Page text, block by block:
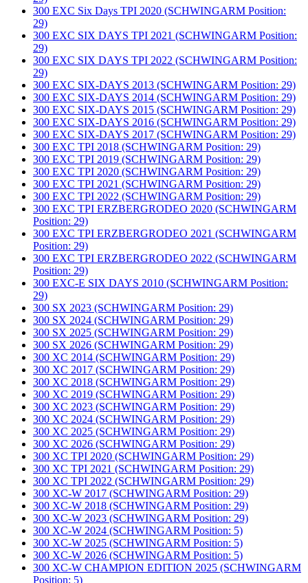
300 EXC Six Days TPI 2020 (SCHWINGARM Position:
29)
300 EXC SIX DAYS TPI 2021 (SCHWINGARM Position:
29)
300 EXC SIX DAYS TPI 2022 (SCHWINGARM Position:
29)
300 EXC SIX-DAYS 2013 (SCHWINGARM Position: 29)
300 EXC SIX-DAYS 2014 (SCHWINGARM Position: 29)
300 EXC SIX-DAYS 2015 (SCHWINGARM Position: 29)
300 EXC SIX-DAYS 2016 (SCHWINGARM Position: 29)
300 EXC SIX-DAYS 2017 (SCHWINGARM Position: 29)
300 EXC TPI 2018 (SCHWINGARM Position: 29)
300 EXC TPI 2019 (SCHWINGARM Position: 29)
300 EXC TPI 2020 (SCHWINGARM Position: 29)
300 EXC TPI 2021 (SCHWINGARM Position: 29)
300 EXC TPI 2022 (SCHWINGARM Position: 29)
300 EXC TPI ERZBERGRODEO 2020 (SCHWINGARM
Position: 29)
300 EXC TPI ERZBERGRODEO 2021 (SCHWINGARM
Position: 29)
300 EXC TPI ERZBERGRODEO 2022 (SCHWINGARM
Position: 29)
300 EXC-E SIX DAYS 2010 (SCHWINGARM Position:
29)
300 SX 2023 (SCHWINGARM Position: 29)
300 SX 2024 (SCHWINGARM Position: 29)
300 SX 2025 (SCHWINGARM Position: 29)
300 SX 2026 (SCHWINGARM Position: 29)
300 XC 2014 (SCHWINGARM Position: 29)
300 XC 2017 (SCHWINGARM Position: 29)
300 XC 2018 (SCHWINGARM Position: 29)
300 XC 2019 (SCHWINGARM Position: 29)
300 XC 2023 (SCHWINGARM Position: 29)
300 XC 2024 (SCHWINGARM Position: 29)
300 XC 2025 (SCHWINGARM Position: 29)
300 XC 2026 (SCHWINGARM Position: 29)
300 XC TPI 2020 (SCHWINGARM Position: 29)
300 XC TPI 2021 (SCHWINGARM Position: 29)
300 XC TPI 2022 (SCHWINGARM Position: 29)
300 XC-W 2017 (SCHWINGARM Position: 29)
300 XC-W 2018 (SCHWINGARM Position: 29)
300 XC-W 2023 (SCHWINGARM Position: 29)
300 XC-W 2024 (SCHWINGARM Position: 5)
300 XC-W 2025 (SCHWINGARM Position: 5)
300 XC-W 2026 (SCHWINGARM Position: 5)
300 XC-W CHAMPION EDITION 2025 (SCHWINGARM
Position: 5)